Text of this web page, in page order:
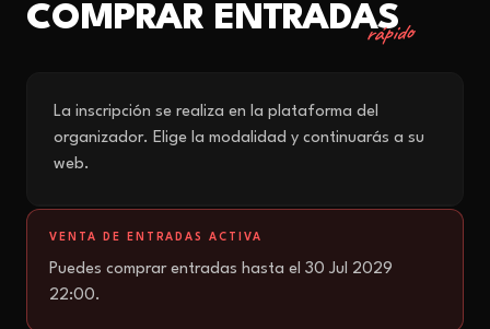
COMPRAR ENTRADAS
rápido
La inscripción se realiza en la plataforma del
organizador. Elige la modalidad y continuarás a su
web.
VENTA DE ENTRADAS ACTIVA
Puedes comprar entradas hasta el 30 Jul 2029
22:00.